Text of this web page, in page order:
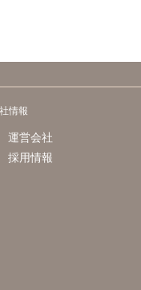
情報
運営会社
採用情報